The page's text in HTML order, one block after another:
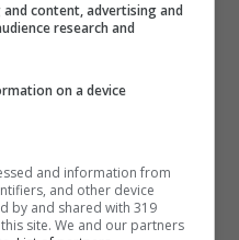
gioco, miglior
direction,
colonna sonora,
accessibilità e chi
che succede è
parlare di sé
content, advertising and
research and
on a device
and information from
and other device
by and shared with 319
site. We and our partners